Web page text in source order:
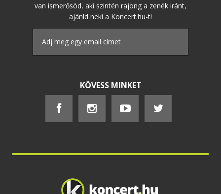
van ismerősöd, aki szintén rajong a zenék iránt,
ajánld neki a Koncert.hu-t!
KÖVESS MINKET